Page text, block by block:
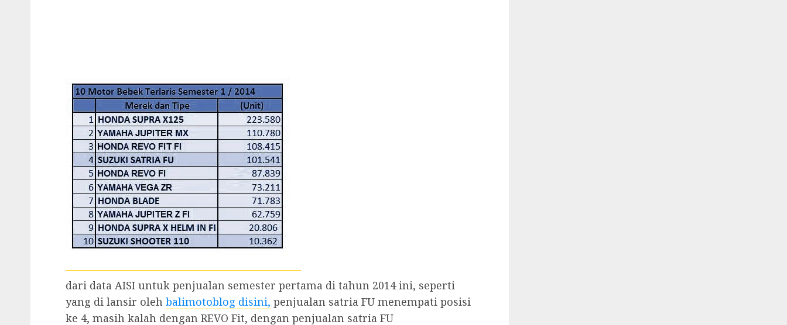
dari data AISI untuk penjualan semester pertama di tahun 2014 ini, seperti
yang di lansir oleh balimotoblog disini, penjualan satria FU menempati posisi
ke 4, masih kalah dengan REVO Fit, dengan penjualan satria FU